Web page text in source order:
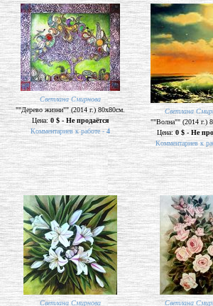
Светлана Смирнова
""Дерево жизни"" (2014 г.) 80х80см.
Цена: 0 $ - Не продаётся
Комментариев к работе -4
Светлана
""Волна"" (2014 г.)
Цена:0 $ - Не
Комментариев к
Светлана Смирнова
Светлана